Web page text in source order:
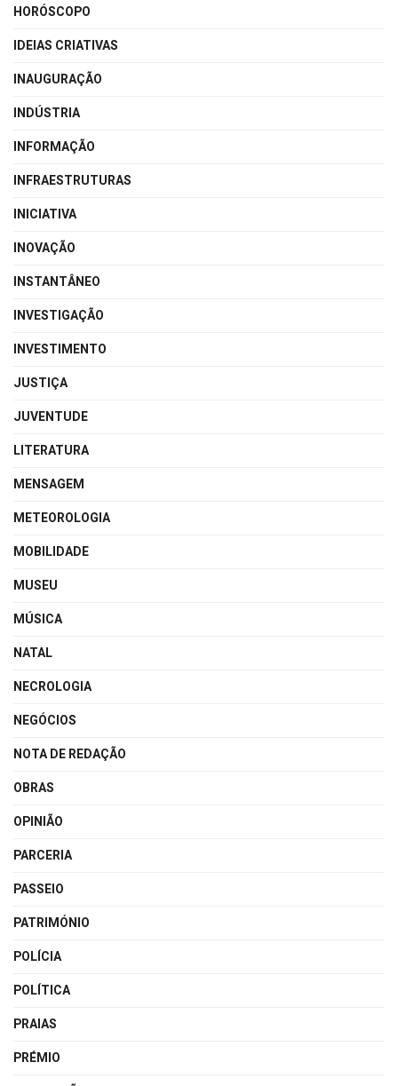
HORÓSCOPO
IDEIAS CRIATIVAS
INAUGURAÇÃO
INDÚSTRIA
INFORMAÇÃO
INFRAESTRUTURAS
INICIATIVA
INOVAÇÃO
INSTANTÂNEO
INVESTIGAÇÃO
INVESTIMENTO
JUSTIÇA
JUVENTUDE
LITERATURA
MENSAGEM
METEOROLOGIA
MOBILIDADE
MUSEU
MÚSICA
NATAL
NECROLOGIA
NEGÓCIOS
NOTA DE REDAÇÃO
OBRAS
OPINIÃO
PARCERIA
PASSEIO
PATRIMÓNIO
POLÍCIA
POLÍTICA
PRAIAS
PRÉMIO